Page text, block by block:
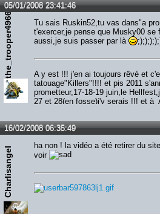
05/01/2008 23:41:46
the_trooper49666
Tu sais Ruskin52,tu vas dans"a
t'exercer,je pense que Musky00 se
aussi,je suis passer par là
A y est !!! j'en ai toujours rêvé et
tatouage"Killers"!!!! et pis 2011
prometteur,17-18-19 juin,le
27 et 28(en fosse)j'y serais !!! et à
Forrrrr Meeeee!!!!!!
16/02/2008 06:35:49
Charlisangel
ha non ! la vidéo a été retirer du
voir